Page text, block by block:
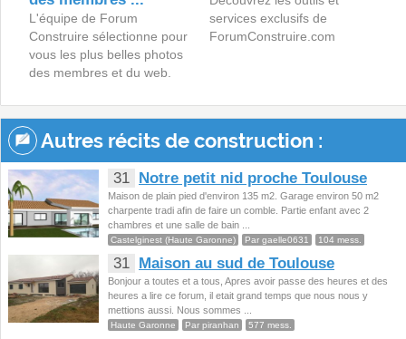
L'équipe de Forum
Construire sélectionne pour
vous les plus belles photos
des membres et du web.
services exclusifs de
ForumConstruire.com
Autres récits de construction :
31 Notre petit nid proche Toulouse
Maison de plain pied d'environ 135 m2. Garage environ 50 m2
charpente tradi afin de faire un comble. Partie enfant avec 2
chambres et une salle de bain ...
Castelginest (Haute Garonne) Par gaelle0631 104 mess.
31 Maison au sud de Toulouse
Bonjour a toutes et a tous, Apres avoir passe des heures et des
heures a lire ce forum, il etait grand temps que nous nous y
mettions aussi. Nous sommes ...
Haute Garonne Par piranhan 577 mess.